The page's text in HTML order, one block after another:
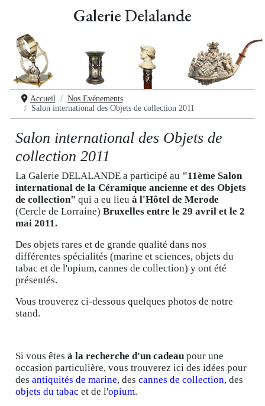
Galerie Delalande
Accueil
Nos Evénements
Salon international des Objets de collection 2011
Salon international des Objets de
collection 2011
La Galerie DELALANDE a participé au "11ème Salon
international de la Céramique ancienne et des Objets
de collection" qui a eu lieu à l'Hôtel de Merode
(Cercle de Lorraine) Bruxelles entre le 29 avril et le 2
mai 2011.
Des objets rares et de grande qualité dans nos
différentes spécialités (marine et sciences, objets du
tabac et de l'opium, cannes de collection) y ont été
présentés.
Vous trouverez ci-dessous quelques photos de notre
stand.
Si vous êtes à la recherche d'un cadeaupour une
occasion particulière, vous trouverez ici des idées pour
des antiquités de marine, des cannes de collection, des
objets du tabac et de l'opium.